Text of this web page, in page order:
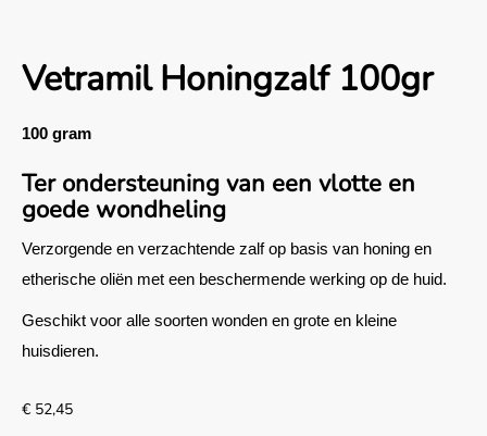
Vetramil Honingzalf 100gr
100 gram
Ter ondersteuning van een vlotte en
goede wondheling
Verzorgende en verzachtende zalf op basis van honing en
etherische oliën met een beschermende werking op de huid.
Geschikt voor alle soorten wonden en grote en kleine
huisdieren.
€ 52,45